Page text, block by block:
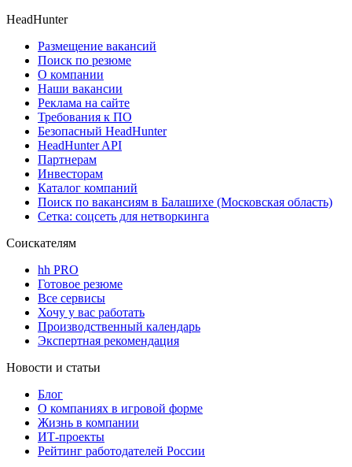
HeadHunter
Размещение вакансий
Поиск по резюме
О компании
Наши вакансии
Реклама на сайте
Требования к ПО
Безопасный HeadHunter
HeadHunter API
Партнерам
Инвесторам
Каталог компаний
Поиск по вакансиям в Балашихе (Московская область)
Сетка: соцсеть для нетворкинга
Соискателям
hh PRO
Готовое резюме
Все сервисы
Хочу у вас работать
Производственный календарь
Экспертная рекомендация
Новости и статьи
Блог
О компаниях в игровой форме
Жизнь в компании
ИТ-проекты
Рейтинг работодателей России